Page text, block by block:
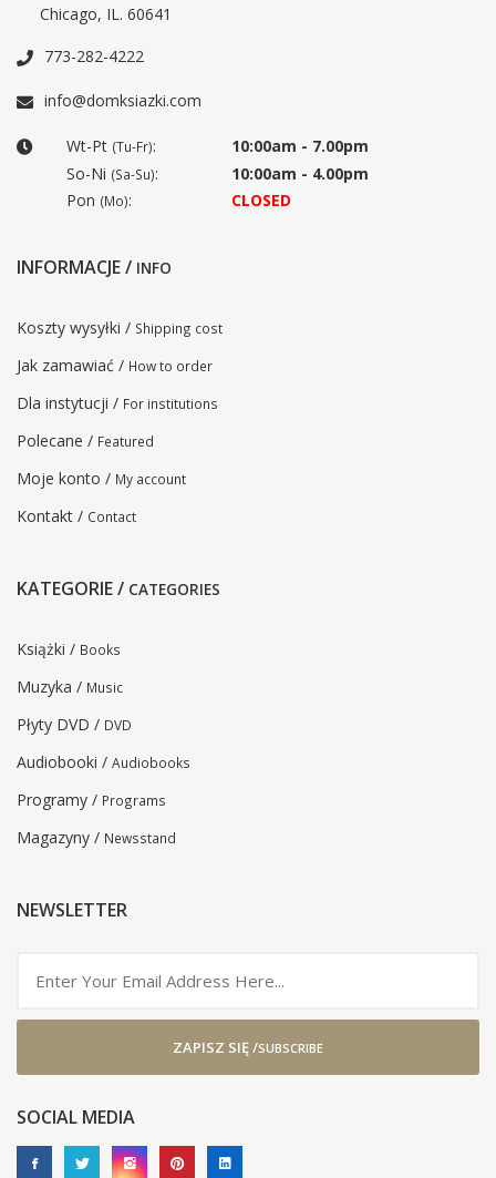
Chicago, IL. 60641
773-282-4222
info@domksiazki.com
Wt-Pt (Tu-Fr):
10:00am - 7.00pm
So-Ni (Sa-Su):
10:00am - 4.00pm
Pon (Mo): CLOSED
INFORMACJE / INFO
Koszty wysyłki / Shipping cost
Jak zamawiać / How to order
Dla instytucji / For institutions
Polecane / Featured
Moje konto / My account
Kontakt / Contact
KATEGORIE / CATEGORIES
Książki / Books
Muzyka / Music
Płyty DVD / DVD
Audiobooki / Audiobooks
Programy / Programs
Magazyny / Newsstand
NEWSLETTER
ZAPISZ SIĘ /SUBSCRIBE
SOCIAL MEDIA